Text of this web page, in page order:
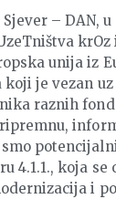
– DAN,
unija iz
koji je vezan
raznih
4.1.1., koja se
i